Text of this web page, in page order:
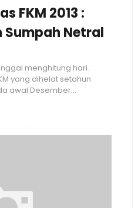
FKM 2013 :
Sumpah Netral
menghitung hari.
yang dihelat setahun
awal Desember...